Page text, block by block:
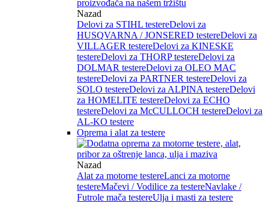
Nazad
Delovi za STIHL testereDelovi za
HUSQVARNA / JONSERED testereDelovi za
VILLAGER testereDelovi za KINESKE
testereDelovi za THORP testereDelovi za
DOLMAR testereDelovi za OLEO MAC
testereDelovi za PARTNER testereDelovi za
SOLO testereDelovi za ALPINA testereDelovi
za HOMELITE testereDelovi za ECHO
testereDelovi za McCULLOCH testereDelovi za
AL-KO testere
Oprema i alat za testere
Nazad
Alat za motorne testereLanci za motorne
testereMačevi / Vodilice za testereNavlake /
Futrole mača testereUlja i masti za testere